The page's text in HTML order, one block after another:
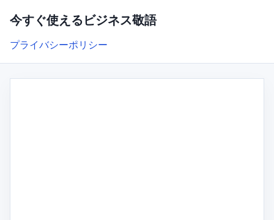
今すぐ使えるビジネス敬語
プライバシーポリシー